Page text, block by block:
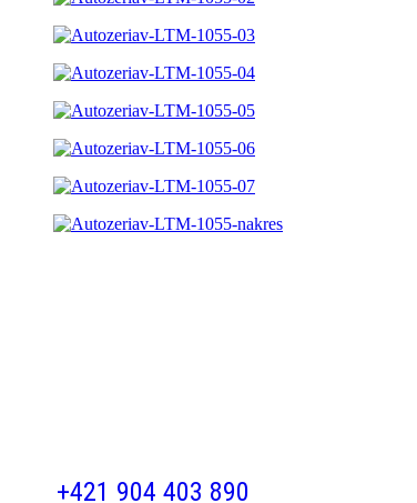
+421 904 403 890